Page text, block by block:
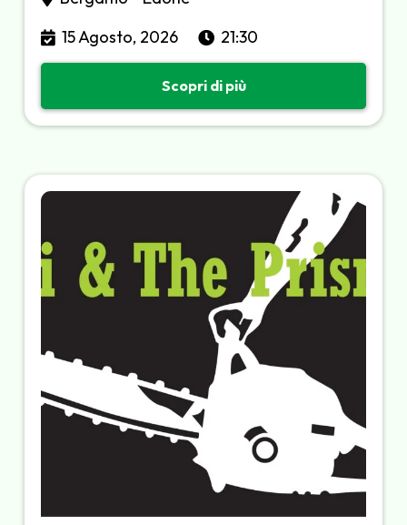
15 Agosto, 2026
21:30
Scopri di più